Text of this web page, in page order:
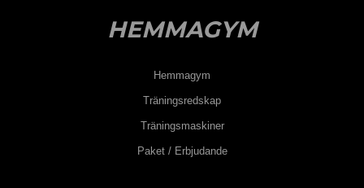
HEMMAGYM
Hemmagym
Träningsredskap
Träningsmaskiner
Paket / Erbjudande